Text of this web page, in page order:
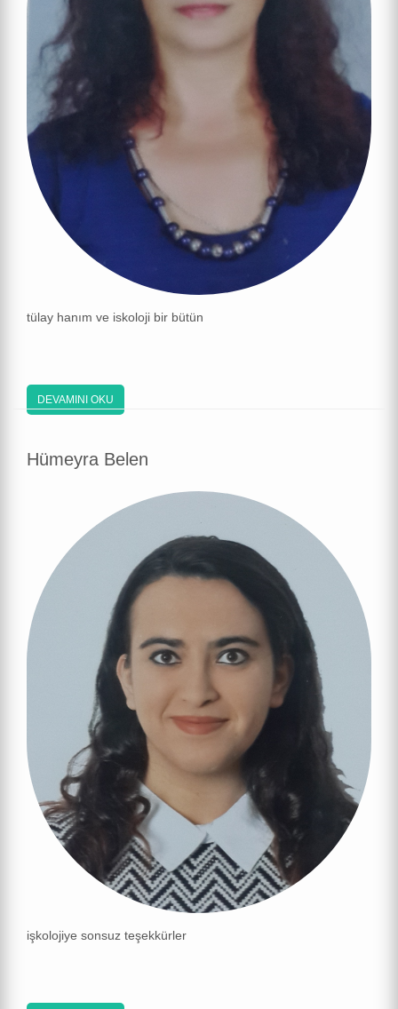
tülay hanım ve iskoloji bir bütün
DEVAMINI OKU
Hümeyra Belen
işkolojiye sonsuz teşekkürler